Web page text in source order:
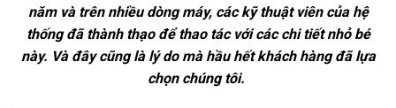
năm và trên nhiều dòng máy, các kỹ thuật viên của hệ
thống đã thành thạo để thao tác với các chi tiết nhỏ bé
này. Và đây cũng là lý do mà hầu hết khách hàng đã lựa
chọn chúng tôi.